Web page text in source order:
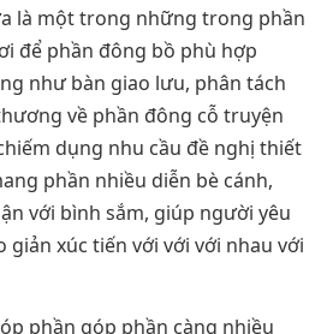
là một trong những trong phần
để phần đông bồ phù hợp
như bàn giao lưu, phân tách
về phần đông cỗ truyện
dụng nhu cầu đề nghị thiết
phần nhiều diễn bè cánh,
với bình sắm, giúp người yêu
giản xúc tiến với với với nhau với
phần góp phần càng nhiều